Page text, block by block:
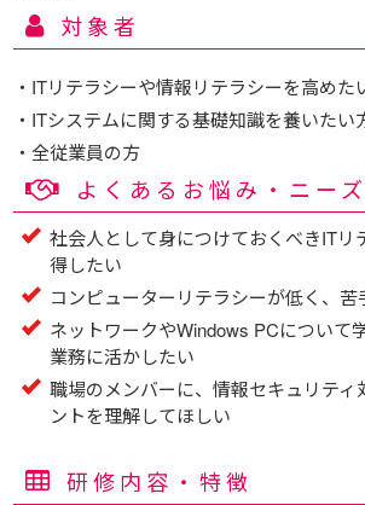
対象者
・ITリテラシーや情報リテラシーを高めた
・ITシステムに関する基礎知識を養いたい
・全従業員の方
よくあるお悩み・ニーズ
社会人として身につけておくべきITリ
得したい
コンピューターリテラシーが低く、苦
ネットワークやWindows PCについて
業務に活かしたい
職場のメンバーに、情報セキュリティ
ントを理解してほしい
研修内容・特徴